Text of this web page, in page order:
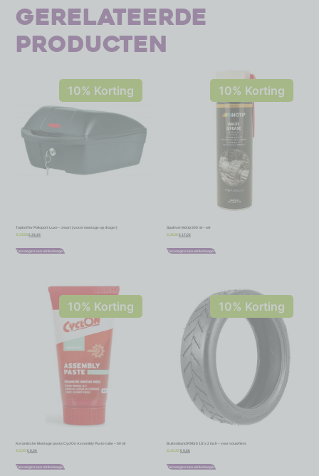
Gerelateerde
producten
10% Korting
Topkoffer Polisport Luxe – zwart (vaste montage op drager)
€ 37,99 € 34,19
Toevoegen aan winkelwagen
10% Korting
Spuitvet Motip 500 ml – wit
€ 18,91 € 17,02
Toevoegen aan winkelwagen
10% Korting
Keramische Montage pasta CyclOn Assembly Paste tube – 50 ml
€ € 8,06
Toevoegen aan winkelwagen
10% Korting
Buitenband RMS 8 1/2 x 2 inch – voor vouwfiets
€ 10,95 € 9,86
Toevoegen aan winkelwagen